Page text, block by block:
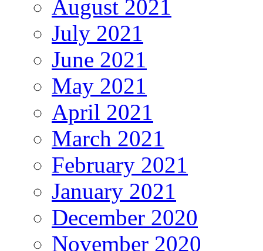
August 2021
July 2021
June 2021
May 2021
April 2021
March 2021
February 2021
January 2021
December 2020
November 2020